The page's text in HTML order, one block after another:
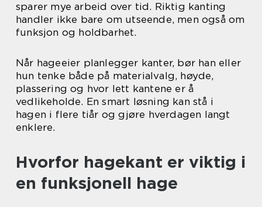
sparer mye arbeid over tid. Riktig kanting
handler ikke bare om utseende, men også om
funksjon og holdbarhet.
Når hageeier planlegger kanter, bør han eller
hun tenke både på materialvalg, høyde,
plassering og hvor lett kantene er å
vedlikeholde. En smart løsning kan stå i
hagen i flere tiår og gjøre hverdagen langt
enklere.
Hvorfor hagekant er viktig i
en funksjonell hage